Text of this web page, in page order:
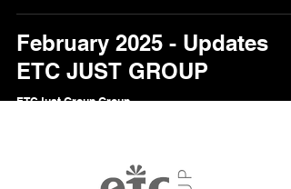
February 2025 - Updates
ETC JUST GROUP
ETCJust Group Group